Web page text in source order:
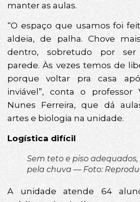
manter as aulas.
“O espaço que usamos foi
aldeia, de palha. Chove
dentro, sobretudo por
parede. Às vezes temos de
porque voltar pra casa
inviável”, conta o professor
Nunes Ferreira, que dá
artes e biologia na unidade.
Logística difícil
Sem teto e piso
pela chuva — Foto:
A unidade atende 64